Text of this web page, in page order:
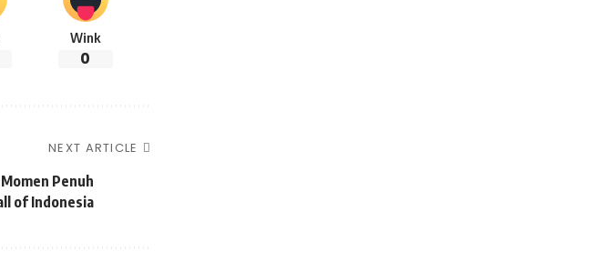
Wink
0
NEXT ARTICLE
Penuh
of Indonesia